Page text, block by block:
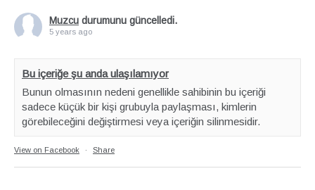
Muzcu durumunu güncelledi.
5 years ago
Bu içeriğe şu anda ulaşılamıyor
Bunun olmasının nedeni genellikle sahibinin bu içeriği
sadece küçük bir kişi grubuyla paylaşması, kimlerin
görebileceğini değiştirmesi veya içeriğin silinmesidir.
View on Facebook · Share